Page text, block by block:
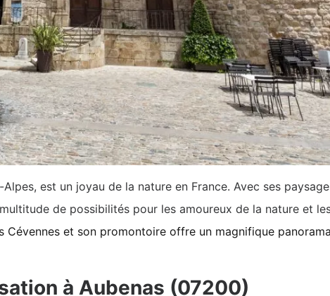
est un joyau de la nature en France. Avec ses
de possibilités pour les amoureux de la nature et
Cévennes et son promontoire offre un magnifique
à Aubenas (07200)